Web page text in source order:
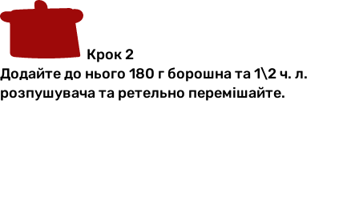
Крок 2
Додайте до нього 180 г борошна та 1\2 ч. л.
розпушувача та ретельно перемішайте.